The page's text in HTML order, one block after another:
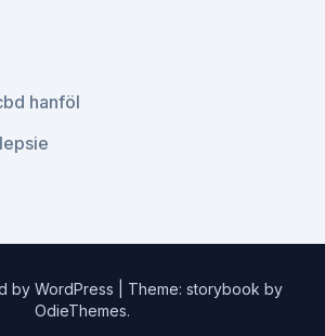
hanföl
by WordPress
Theme: storybook by
OdieThemes.